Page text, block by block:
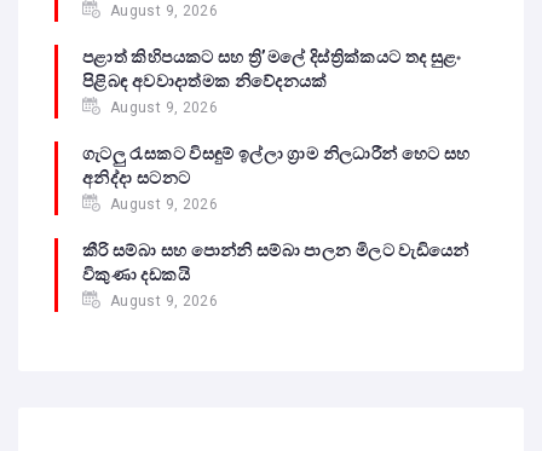
August 9, 2026
පළාත් කිහිපයකට සහ ත්‍රි’මලේ දිස්ත්‍රික්කයට තද සුළං
පිළිබඳ අවවාදාත්මක නිවේදනයක්
August 9, 2026
ගැටලු රැසකට විසඳුම් ඉල්ලා ග්‍රාම නිලධාරීන් හෙට සහ
අනිද්දා සටනට
August 9, 2026
කීරි සම්බා සහ පොන්නි සම්බා පාලන මිලට වැඩියෙන්
විකුණා දඩකයි
August 9, 2026